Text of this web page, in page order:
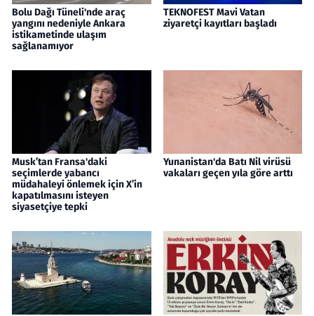
Bolu Dağı Tüneli'nde araç
yangını nedeniyle Ankara
istikametinde ulaşım
sağlanamıyor
TEKNOFEST Mavi Vatan
ziyaretçi kayıtları başladı
Musk’tan Fransa'daki
seçimlerde yabancı
müdahaleyi önlemek için X’in
kapatılmasını isteyen
siyasetçiye tepki
Yunanistan'da Batı Nil virüsü
vakaları geçen yıla göre arttı